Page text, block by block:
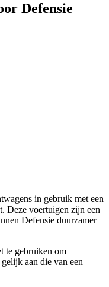
Defensie
in gebruik met een
Deze voertuigen zijn een
Defensie duurzamer
te gebruiken om
aan die van een